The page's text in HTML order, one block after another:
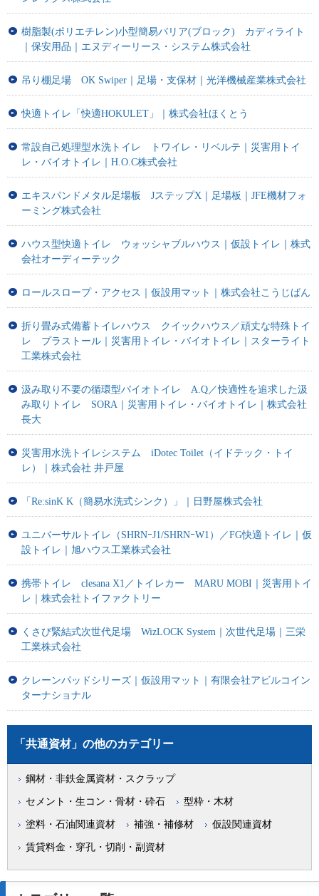
樹脂製(ポリエチレン)小型簡易バリア(ブロック) カディライト
｜保安用品｜エヌディーリース・システム株式会社
吊り棚足場 OK Swiper｜足場・支保材｜光洋機械産業株式会社
快適トイレ「快適HOKULET」｜株式会社ほくとう
常設自己処理型水洗トイレ トワイレ・リベルテ｜災害用トイ
レ・バイオトイレ｜H.O.C株式会社
エキスパンドメタル足場板 JステップX｜足場板｜JFE機材フォ
ーミング株式会社
ハウス型快適トイレ ウォッシャブルハウス｜仮設トイレ｜株式
会社オーディーテック
ロールスロープ・アクセス｜仮設用マット｜株式会社こうじばん
折り畳み式備蓄トイレハウス クイックハウス／頑丈な特殊トイ
レ プラストール｜災害用トイレ・バイオトイレ｜スターライト
工業株式会社
汲み取り不要の循環型バイオトイレ A.Q／快適性を追求した汲
み取りトイレ SORA｜災害用トイレ・バイオトイレ｜株式会社
長大
災害用水洗トイレシステム iDotec Toilet（イドテック・トイ
レ）｜株式会社 井戸屋
「Re:sinK K（簡易水洗式シンク）」｜日野屋株式会社
ユニバーサルトイレ（SHRNｰJ1/SHRNｰW1）／FG快適トイレ｜仮
設トイレ｜旭ハウス工業株式会社
携帯トイレ clesana X1／トイレカー MARU MOBI｜災害用トイ
レ｜株式会社トイファクトリー
くさび緊結式次世代足場 WizLOCK System｜次世代足場｜三栄
工業株式会社
クレーンパッドシリーズ｜仮設用マット｜有限会社アビルコイン
ターナショナル
「共通資材」の他のカテゴリー
鋼材・非鉄金属資材・スクラップ
セメント・生コン・骨材・砕石 型枠・木材
塗料・石油関連資材 補強・補修材 仮設関連資材
賃貸料金・穿孔・切削・副資材